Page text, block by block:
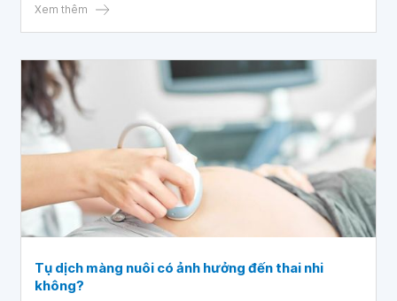
Xem thêm
Tụ dịch màng nuôi có ảnh hưởng đến thai nhi
không?